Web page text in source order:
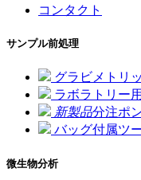
コンタクト
サンプル前処理
グラビメトリ
ラボラトリー
新製品分注ポ
バッグ付属ツ
微生物分析